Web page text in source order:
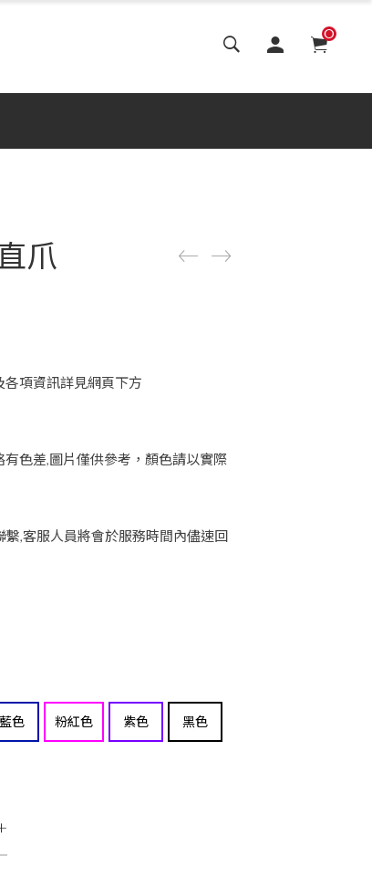
0
爪
項資訊詳見網頁下方
色差,圖片僅供參考，顏色請以實際
,客服人員將會於服務時間內儘速回
藍色 粉紅色 紫色 黑色